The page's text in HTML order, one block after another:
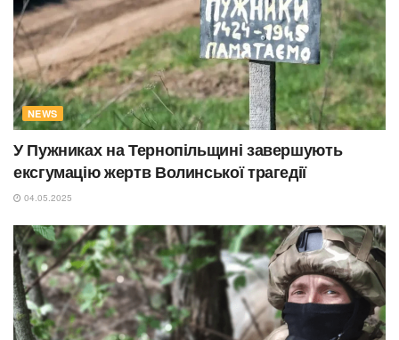
NEWS
У Пужниках на Тернопільщині завершують
ексгумацію жертв Волинської трагедії
04.05.2025